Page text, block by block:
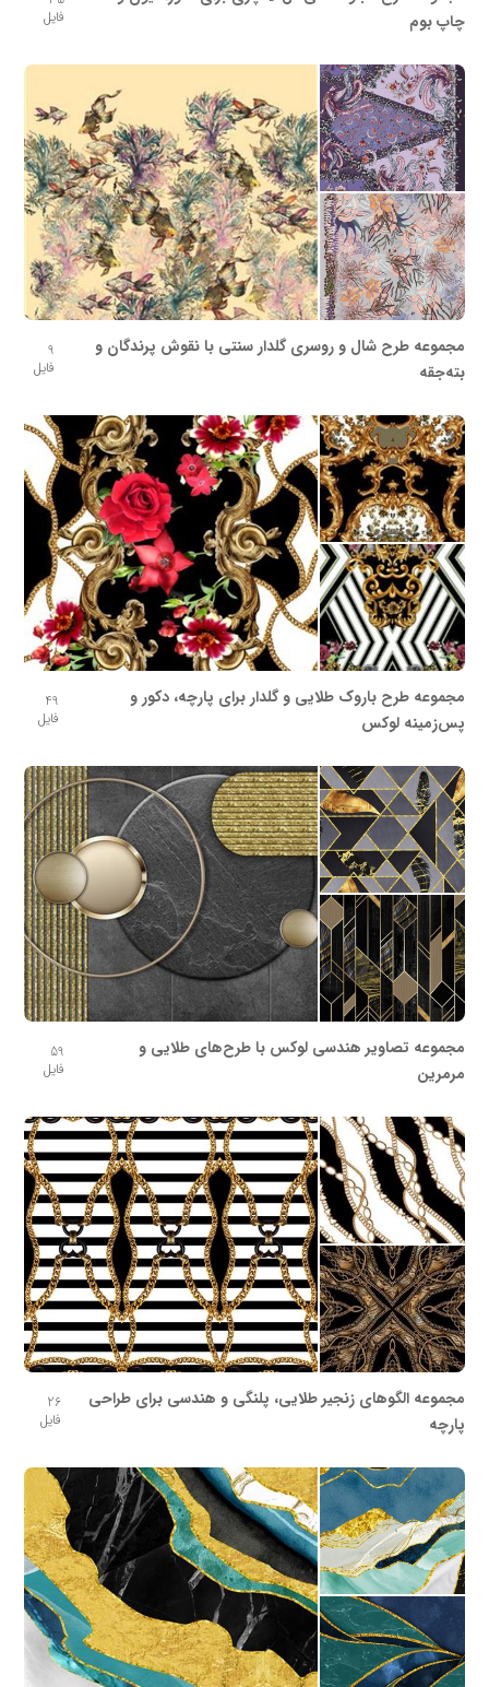
چاپ بوم
فایل
مجموعه طرح شال و روسری گلدار سنتی با نقوش پرندگان و
بته‌جقه
9
فایل
مجموعه طرح باروک طلایی و گلدار برای پارچه، دکور و
پس‌زمینه لوکس
49
فایل
مجموعه تصاویر هندسی لوکس با طرح‌های طلایی و
مرمرین
59
فایل
مجموعه الگوهای زنجیر طلایی، پلنگی و هندسی برای طراحی
پارچه
26
فایل